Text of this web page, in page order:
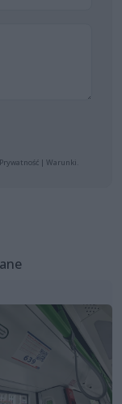
Prywatność | Warunki